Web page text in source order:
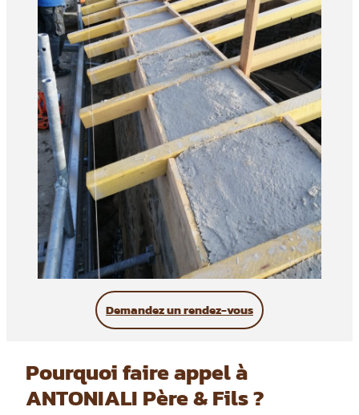
Demandez un rendez-vous
Pourquoi faire appel à
ANTONIALI Père & Fils ?